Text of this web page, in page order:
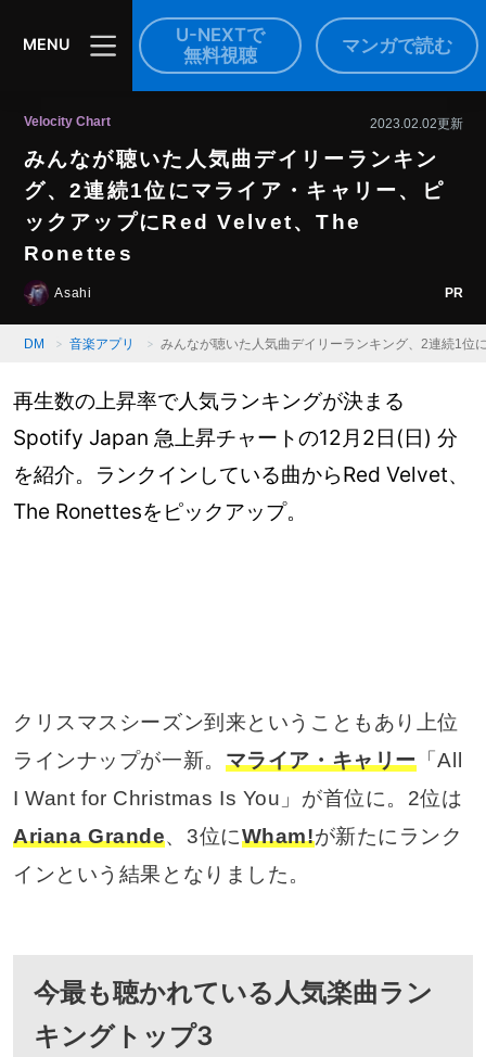
MENU
U-NEXTで
無料視聴
マンガで読む
Velocity Chart 2023.02.02更新
みんなが聴いた人気曲デイリーランキン
グ、2連続1位にマライア・キャリー、ピ
ックアップにRed Velvet、The
Ronettes
Asahi PR
DM 音楽アプリ みんなが聴いた人気曲デイリーランキング、2連続1位
再生数の上昇率で人気ランキングが決まる
Spotify Japan 急上昇チャートの12月2日(日) 分
を紹介。ランクインしている曲からRed Velvet、
The Ronettesをピックアップ。
クリスマスシーズン到来ということもあり上位
ラインナップが一新。 マライア・キャリー「All
I Want for Christmas Is You」が首位に。2位は
Ariana Grande、3位にWham!が新たにランク
インという結果となりました。
今最も聴かれている人気楽曲ラン
キングトップ3